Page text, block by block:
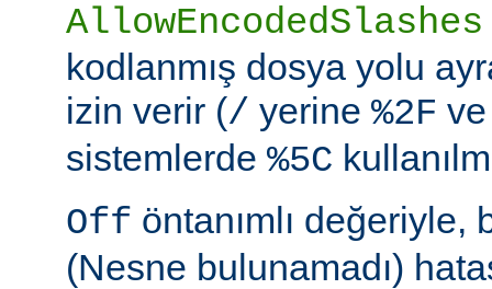
AllowEncodedSlashes
kodlanmış dosya yolu
izin verir (/ yerine %2F
sistemlerde %5C
Off öntanımlı değeriyle,
(Nesne bulunamadı)